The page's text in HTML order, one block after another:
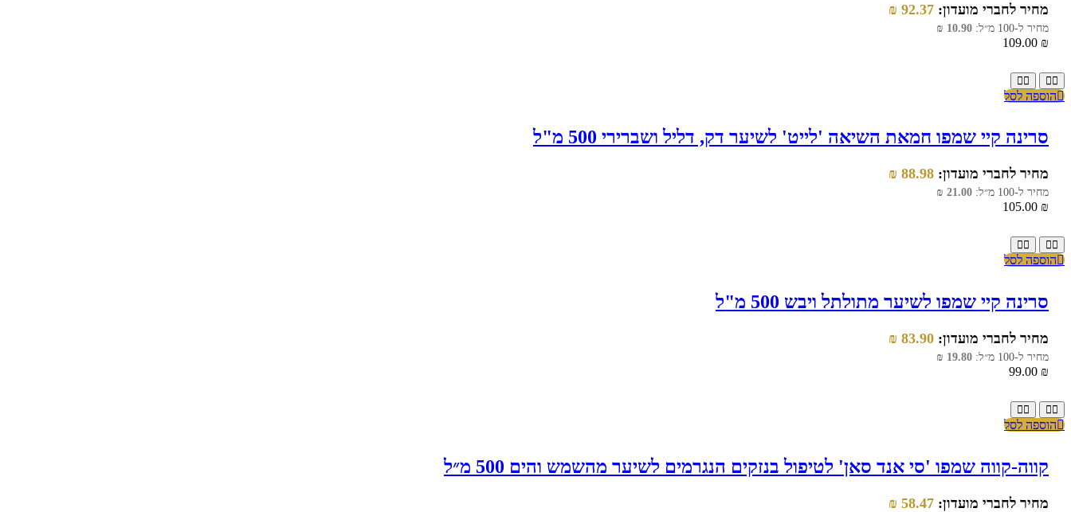
מחיר לחברי מועדון: 92.37
₪
מחיר ל-100 מ״ל: 10.90
₪
109.00 ₪
הוספה לסל
סרינה קיי שמפו חמאת השיאה 'לייט' לשיער דק, דליל ושברירי 500 מ"ל
מחיר לחברי מועדון: 88.98
₪
מחיר ל-100 מ״ל: 21.00
₪
105.00 ₪
הוספה לסל
סרינה קיי שמפו לשיער מתולתל ויבש 500 מ"ל
מחיר לחברי מועדון: 83.90
₪
מחיר ל-100 מ״ל: 19.80
₪
99.00 ₪
הוספה לסל
קווה-קווה שמפו 'סי אנד סאן' לטיפול בנזקים הנגרמים לשיער מהשמש והים 500 מ״ל
מחיר לחברי מועדון: 58.47
₪